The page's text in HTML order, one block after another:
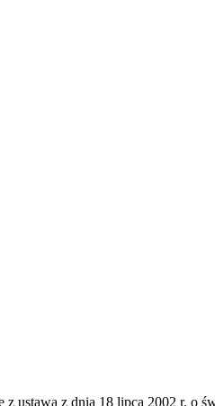
ustawą z dnia 18 lipca 2002 r. o